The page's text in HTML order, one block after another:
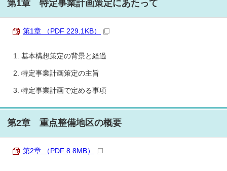
第1章 特定事業計画策定にあたって
第1章 （PDF 229.1KB）
基本構想策定の背景と経過
特定事業計画策定の主旨
特定事業計画で定める事項
第2章 重点整備地区の概要
第2章 （PDF 8.8MB）